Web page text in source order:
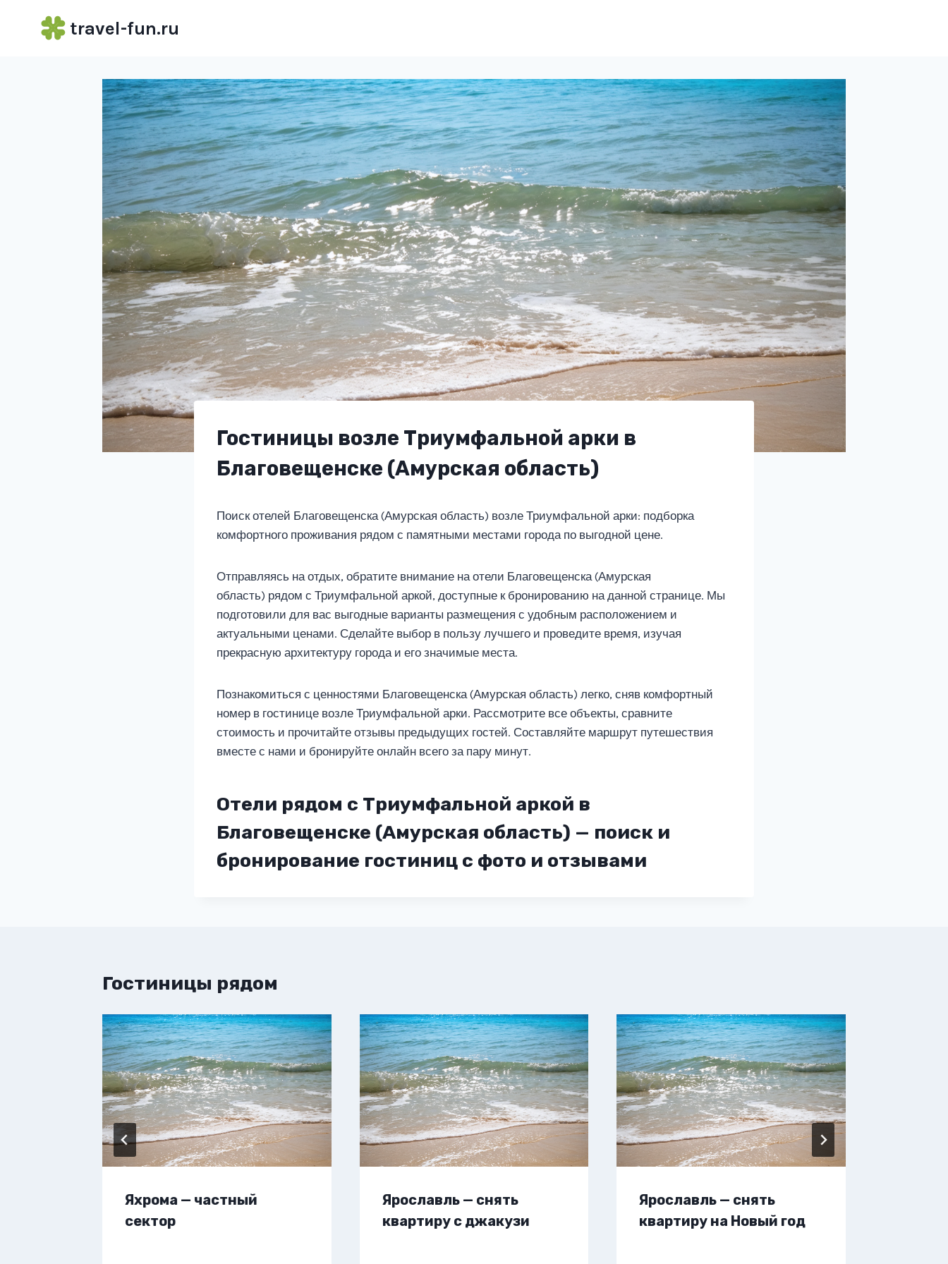
travel-fun.ru
Гостиницы возле Триумфальной арки в
Благовещенске (Амурская область)
Поиск отелей Благовещенска (Амурская область) возле Триумфальной арки: подборка
комфортного проживания рядом с памятными местами города по выгодной цене.
Отправляясь на отдых, обратите внимание на отели Благовещенска (Амурская
область) рядом с Триумфальной аркой, доступные к бронированию на данной странице. Мы
подготовили для вас выгодные варианты размещения с удобным расположением и
актуальными ценами. Сделайте выбор в пользу лучшего и проведите время, изучая
прекрасную архитектуру города и его значимые места.
Познакомиться с ценностями Благовещенска (Амурская область) легко, сняв комфортный
номер в гостинице возле Триумфальной арки. Рассмотрите все объекты, сравните
стоимость и прочитайте отзывы предыдущих гостей. Составляйте маршрут путешествия
вместе с нами и бронируйте онлайн всего за пару минут.
Отели рядом с Триумфальной аркой в
Благовещенске (Амурская область) — поиск и
бронирование гостиниц с фото и отзывами
Гостиницы рядом
Яхрома — частный
сектор
Ярославль — снять
квартиру с джакузи
Ярославль — снять
квартиру на Новый год